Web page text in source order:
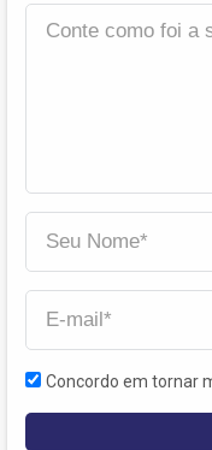
Concordo em tornar